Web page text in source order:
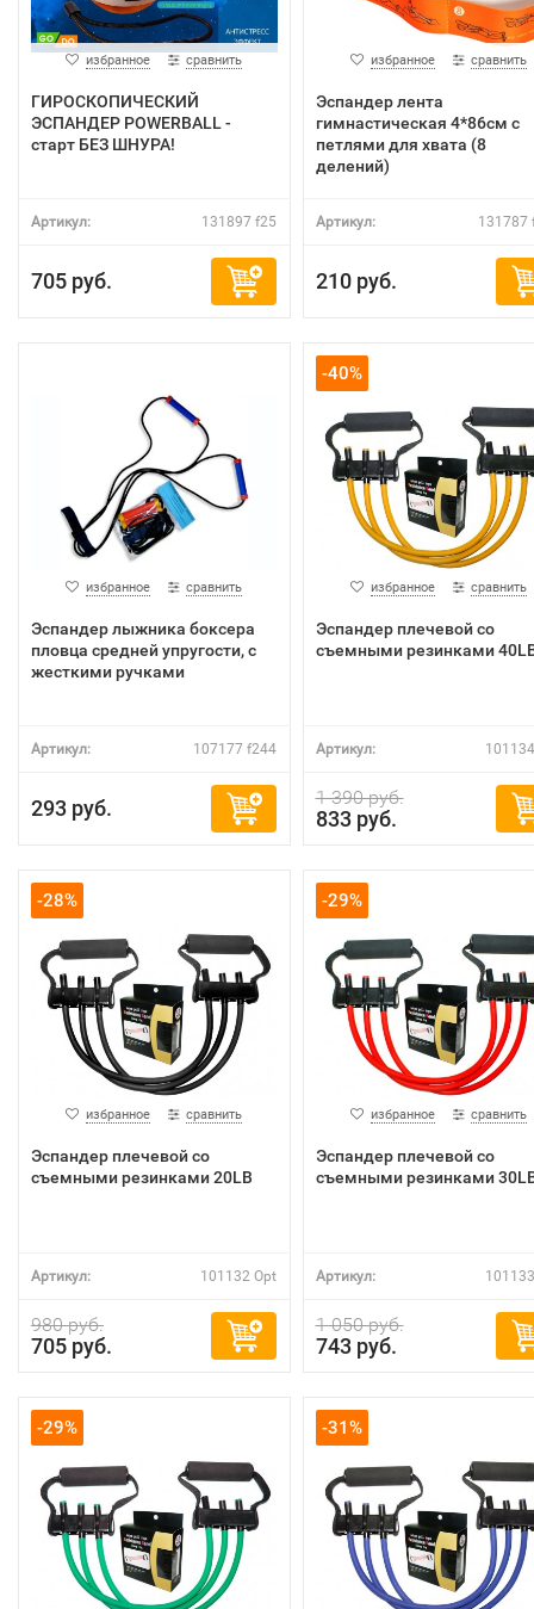
избранное сравнить
ГИРОСКОПИЧЕСКИЙ
ЭСПАНДЕР POWERBALL -
старт БЕЗ ШНУРА!
Артикул: 131897 f25
705 руб.
избранное сравнить
Эспандер лента
гимнастическая 4*86см с
петлями для хвата (8
делений)
Артикул: 131787
210 руб.
избранное сравнить
Эспандер лыжника боксера
пловца средней упругости, с
жесткими ручками
Артикул: 107177 f244
293 руб.
-40%
избранное сравнить
Эспандер плечевой со
съемными резинками
Артикул:
1 390 руб.
833 руб.
-28%
избранное сравнить
Эспандер плечевой со
съемными резинками 20LB
Артикул: 101132 Opt
980 руб.
705 руб.
-29%
избранное сравнить
Эспандер плечевой со
съемными резинками
Артикул:
1 050 руб.
743 руб.
-29% -31%